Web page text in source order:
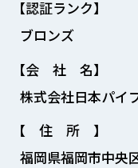
【認証ランク】
ブロンズ
【会 社 名】
株式会社日本パイ
【 住 所 】
福岡県福岡市中央